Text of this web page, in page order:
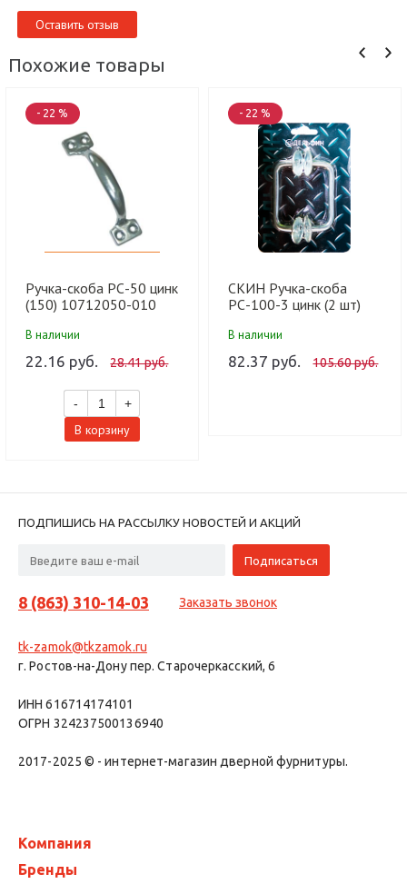
Оставить отзыв
Похожие товары
- 22 %
Ручка-скоба РС-50 цинк
(150) 10712050-010
В наличии
22.16 руб. 28.41 руб.
- +
В корзину
- 22 %
СКИН Ручка-скоба
РС-100-3 цинк (2 шт)
В наличии
82.37 руб. 105.60 руб.
ПОДПИШИСЬ НА РАССЫЛКУ НОВОСТЕЙ И АКЦИЙ
8 (863) 310-14-03 Заказать звонок
tk-zamok@tkzamok.ru
г. Ростов-на-Дону пер. Старочеркасский, 6
ИНН 616714174101
ОГРН 324237500136940
2017-2025 © - интернет-магазин дверной фурнитуры.
Компания
Бренды